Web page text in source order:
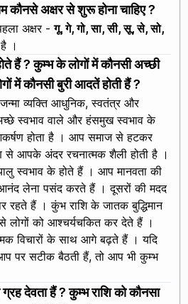
कौनसे अक्षर से शुरू होना चाहिए ?
अक्षर -गू, गे, गो, सा, सी, सू, से, सो,
।
हैं ? कुम्भ के लोगों में कौनसी अच्छी
में कौनसी बुरी आदतें होती हैं ?
जन्मा व्यक्ति आधुनिक, स्वतंत्र और
स्वभाव वाले और हंसमुख स्वभाव के
होता है । आप समाज से हटकर
आपके अंदर रचनात्मक शैली होती है ।
स्वभाव के होते हैं । आप मानवता की
लेना पसंद करते हैं । दूसरों की मदद
रहते हैं । कुंभ राशि के जातक बुद्धिमान
लोगों को आश्चर्यचकित कर देते हैं ।
विचारों के साथ आगे बढ़ते हैं । यदि
पर सटीक बैठती हैं, तो आप भी कुम्भ
देवता हैं ? कुम्भ राशि को कौनसा